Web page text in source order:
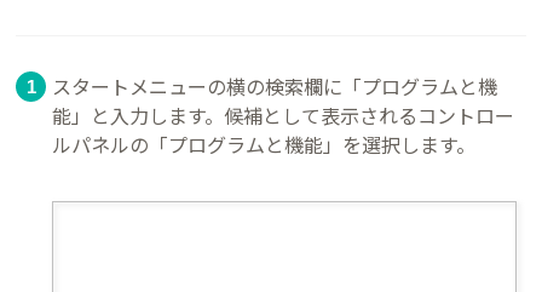
スタートメニューの横の検索欄に「プログラムと機
能」と入力します。候補として表示されるコントロー
ルパネルの「プログラムと機能」を選択します。